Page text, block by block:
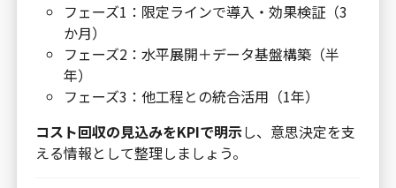
フェーズ1：限定ラインで導入・効果検証（3
か月）
フェーズ2：水平展開＋データ基盤構築（半
年）
フェーズ3：他工程との統合活用（1年）
コスト回収の見込みをKPIで明示し、意思決定を支
える情報として整理しましょう。